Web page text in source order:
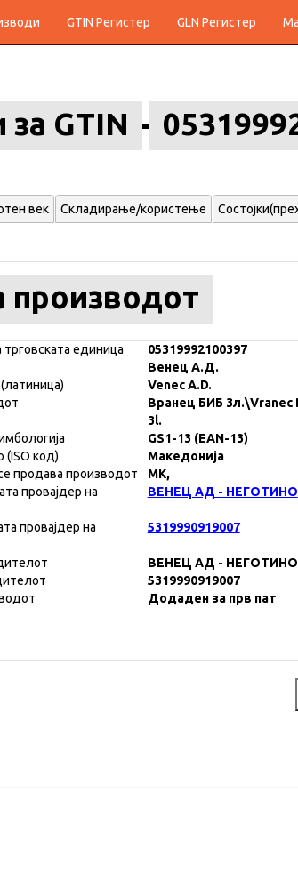
GTIN Регистер GLN Регистер
GTIN
век Складирање/користење
производот
трговската единица
05319992100397
Венец А.Д.
Venec A.D.
Вранец БИБ 3л.\Vranec
3l.
GS1-13 (EAN-13)
(ISO код)
Македонија
продава производот
MK,
провајдер на
ВЕНЕЦ АД - НЕГОТИНО
провајдер на
5319990919007
ВЕНЕЦ АД - НЕГОТИНО
5319990919007
Додаден за прв пат